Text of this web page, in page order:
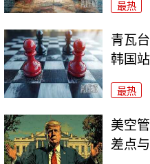
最热
青瓦
韩国
最热
美空
差点